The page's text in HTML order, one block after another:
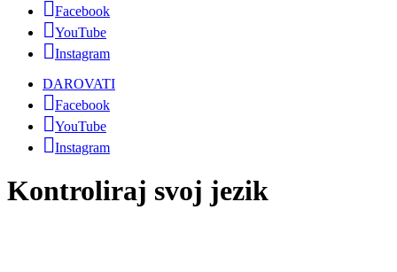
Facebook
YouTube
Instagram
DAROVATI
Facebook
YouTube
Instagram
Kontroliraj svoj jezik